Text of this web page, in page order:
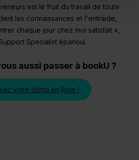
est le fruit du travail de toute
les connaissances et l'entraide,
chaque jour chez moi satisfait »,
Specialist épanoui.
aussi passer à bookU ?
votre démo en ligne !